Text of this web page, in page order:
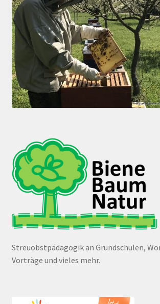
Streuobstpädagogik an Grundschulen,
Vorträge und vieles mehr.